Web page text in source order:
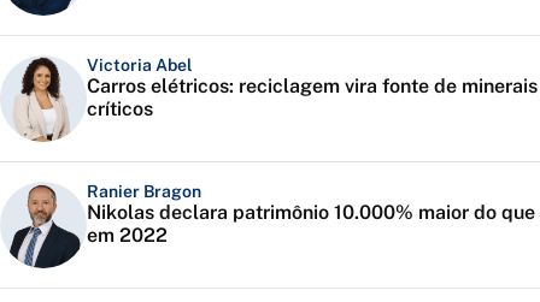
Victoria Abel
Carros elétricos: reciclagem vira fonte de minerais
críticos
Ranier Bragon
Nikolas declara patrimônio 10.000% maior do que
em 2022